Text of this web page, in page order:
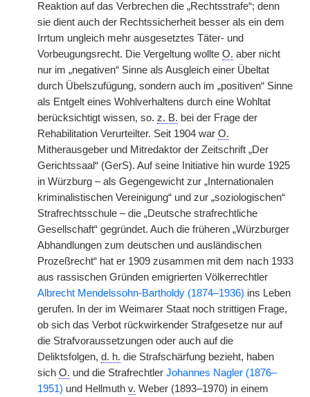
Reaktion auf das Verbrechen die „Rechtsstrafe“; denn
sie dient auch der Rechtssicherheit besser als ein dem
Irrtum ungleich mehr ausgesetztes Täter- und
Vorbeugungsrecht. Die Vergeltung wollte O. aber nicht
nur im „negativen“ Sinne als Ausgleich einer Übeltat
durch Übelszufügung, sondern auch im „positiven“ Sinne
als Entgelt eines Wohlverhaltens durch eine Wohltat
berücksichtigt wissen, so. z. B. bei der Frage der
Rehabilitation Verurteilter. Seit 1904 war O.
Mitherausgeber und Mitredaktor der Zeitschrift „Der
Gerichtssaal“ (GerS). Auf seine Initiative hin wurde 1925
in Würzburg – als Gegengewicht zur „Internationalen
kriminalistischen Vereinigung“ und zur „soziologischen“
Strafrechtsschule – die „Deutsche strafrechtliche
Gesellschaft“ gegründet. Auch die früheren „Würzburger
Abhandlungen zum deutschen und ausländischen
Prozeßrecht“ hat er 1909 zusammen mit dem nach 1933
aus rassischen Gründen emigrierten Völkerrechtler
Albrecht Mendelssohn-Bartholdy (1874–1936) ins Leben
gerufen. In der im Weimarer Staat noch strittigen Frage,
ob sich das Verbot rückwirkender Strafgesetze nur auf
die Strafvoraussetzungen oder auch auf die
Deliktsfolgen, d. h. die Strafschärfung bezieht, haben
sich O. und die Strafrechtler Johannes Nagler (1876–
1951) und Hellmuth v. Weber (1893–1970) in einem